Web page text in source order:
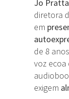
Jo Pratta
diretora
em
de 8
voz ecoa
exigem